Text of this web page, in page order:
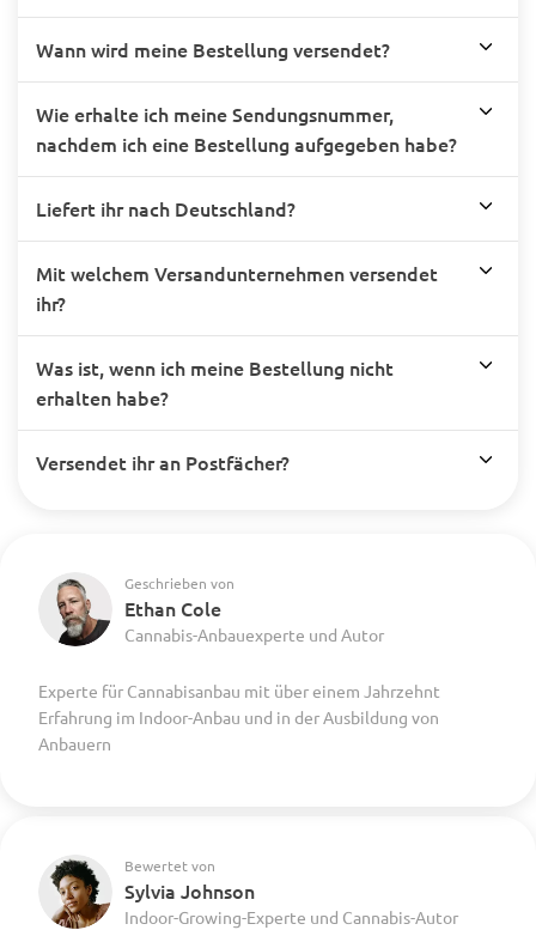
Wann wird meine Bestellung versendet?
Wie erhalte ich meine Sendungsnummer,
nachdem ich eine Bestellung aufgegeben habe?
Liefert ihr nach Deutschland?
Mit welchem Versandunternehmen versendet
ihr?
Was ist, wenn ich meine Bestellung nicht
erhalten habe?
Versendet ihr an Postfächer?
Geschrieben von
Ethan Cole
Cannabis-Anbauexperte und Autor
Experte für Cannabisanbau mit über einem Jahrzehnt
Erfahrung im Indoor-Anbau und in der Ausbildung von
Anbauern
Bewertet von
Sylvia Johnson
Indoor-Growing-Experte und Cannabis-Autor